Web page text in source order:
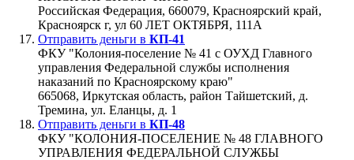
Российская Федерация, 660079, Красноярский край,
Красноярск г, ул 60 ЛЕТ ОКТЯБРЯ, 111А
Отправить деньги в КП-41
ФКУ "Колония-поселение № 41 с ОУХД Главного
управления Федеральной службы исполнения
наказаний по Красноярскому краю"
665068, Иркутская область, район Тайшетский, д.
Тремина, ул. Еланцы, д. 1
Отправить деньги в КП-48
ФКУ "КОЛОНИЯ-ПОСЕЛЕНИЕ № 48 ГЛАВНОГО
УПРАВЛЕНИЯ ФЕДЕРАЛЬНОЙ СЛУЖБЫ